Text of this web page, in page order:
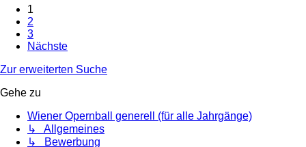
1
2
3
Nächste
Zur erweiterten Suche
Gehe zu
Wiener Opernball generell (für alle Jahrgänge)
↳ Allgemeines
↳ Bewerbung